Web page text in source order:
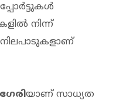
നിന്ന്
നിലപാടുകളാണ്
യാണ് സാധ്യത